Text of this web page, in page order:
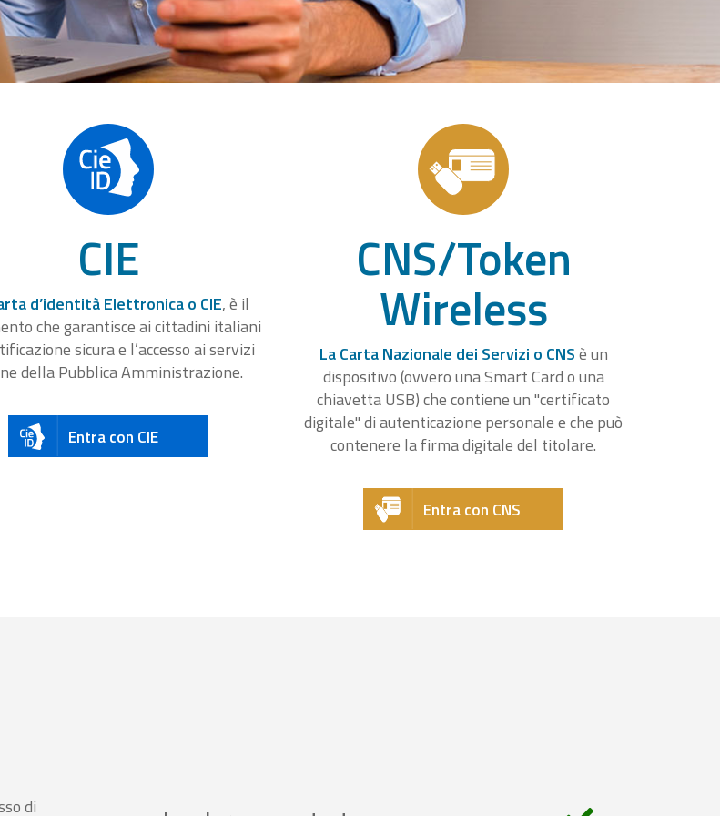
CIE
d’identità Elettronica o CIE, è il
che garantisce ai cittadini italiani
sicura e l’accesso ai servizi
della Pubblica Amministrazione.
Entra con CIE
CNS/Token
Wireless
La Carta Nazionale dei Servizi o CNSè un
dispositivo (ovvero una Smart Card o una
chiavetta USB) che contiene un "certificato
digitale" di autenticazione personale e che può
contenere la firma digitale del titolare.
Entra con CNS
di